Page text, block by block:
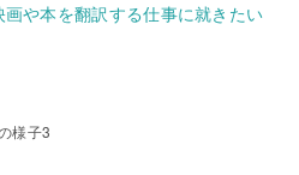
や本を翻訳する仕事に就きたい